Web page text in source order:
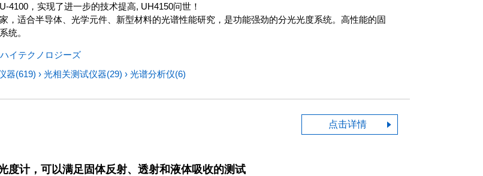
4100，实现了进一步的技术提高, UH4150问世！
，适合半导体、光学元件、新型材料的光谱性能研究，是功能强劲的分光光度系统。高性能的固
统。
イテクノロジーズ
器(619) › 光相关测试仪器(29) › 光谱分析仪(6)
点击详情
度计，可以满足固体反射、透射和液体吸收的测试